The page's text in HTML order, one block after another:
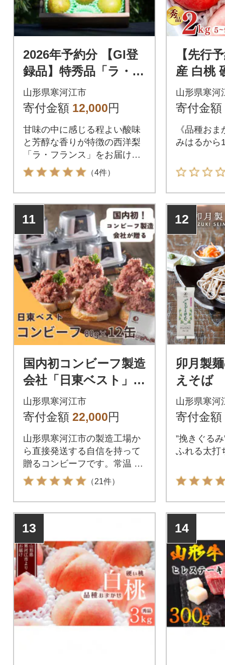
2026年予約分 【GI登
録品】特秀品「ラ・フ
ランス」3kg 化粧箱入
り(7～12玉)
山形県寒河江市
寄付金額 12,000円
甘味の中に感じる程よい酸味
と芳醇な香りが特徴の西洋梨
「ラ・フランス」をお届けし
ます。(離島発送可)
（4件）
【先行
産 白桃
2kg (5
まかせ
山形県寒河
寄付金額
《品種お
みはるから
11
国内初コンビーフ製造
会社「日東ベスト」の
コンビーフ12缶
山形県寒河江市
寄付金額 22,000円
山形県寒河江市の製造工場か
ら直接発送する自信を持って
贈るコンビーフです。常温 長
期保存 備蓄 時短。
（21件）
12
卯月製
えそば
012-
山形県寒河
寄付金額
”挽きぐる
ふれる太打
13 14